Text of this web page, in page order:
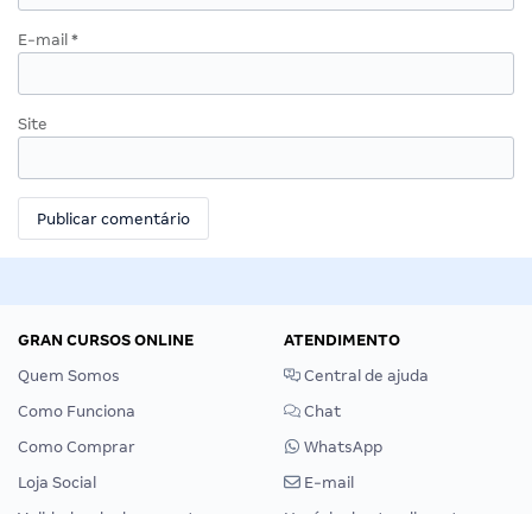
E-mail *
Site
GRAN CURSOS ONLINE
Quem Somos
Como Funciona
Como Comprar
Loja Social
ATENDIMENTO
Central de ajuda
Chat
WhatsApp
E-mail